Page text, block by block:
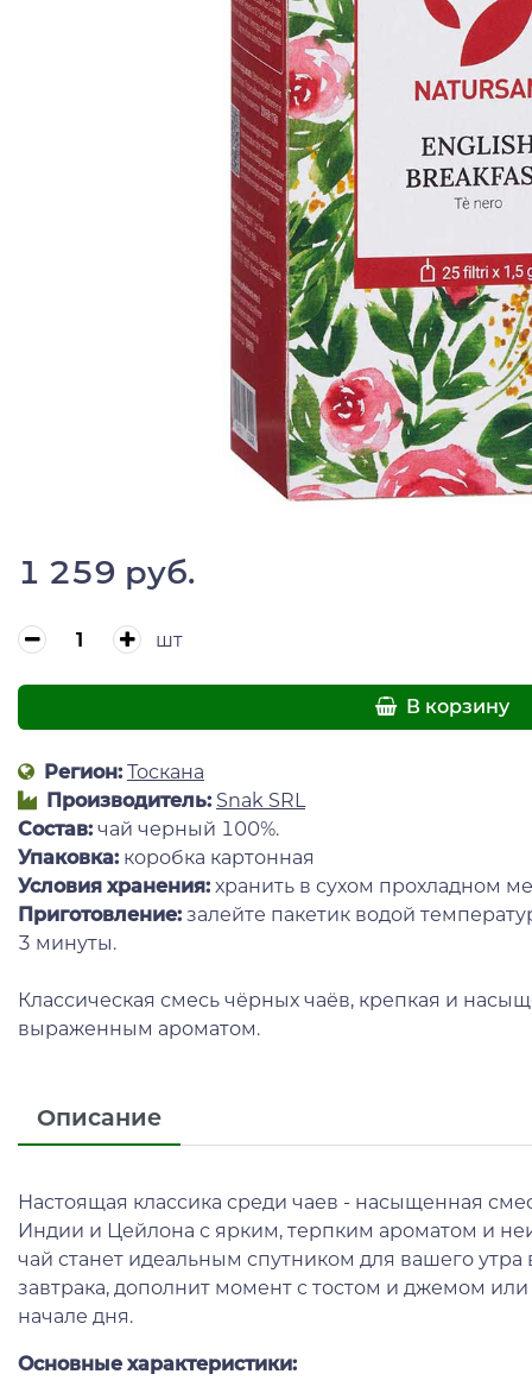
1 259 руб.
шт
В корзину
Регион: Тоскана
Производитель: Snak SRL
Состав: чай черный 100%.
Упаковка: коробка картонная
Условия хранения: хранить в сухом прохладном
Приготовление: залейте пакетик водой
3 минуты.
Классическая смесь чёрных чаёв, крепкая и
выраженным ароматом.
Описание
Настоящая классика среди чаев - насыщенная
Индии и Цейлона с ярким, терпким ароматом и
чай станет идеальным спутником для вашего утра
завтрака, дополнит момент с тостом и джемом
начале дня.
Основные характеристики: